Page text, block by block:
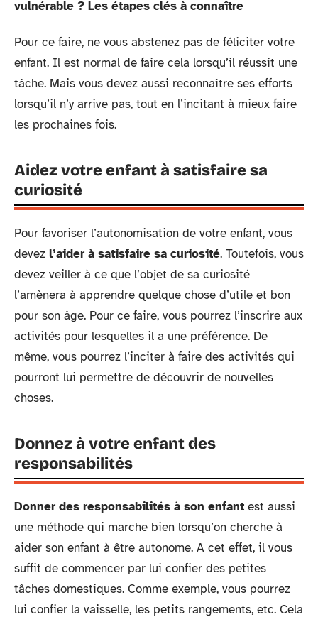
vulnérable ? Les étapes clés à connaître
Pour ce faire, ne vous abstenez pas de féliciter votre
enfant. Il est normal de faire cela lorsqu’il réussit une
tâche. Mais vous devez aussi reconnaître ses efforts
lorsqu’il n’y arrive pas, tout en l’incitant à mieux faire
les prochaines fois.
Aidez votre enfant à satisfaire sa
curiosité
Pour favoriser l’autonomisation de votre enfant, vous
devez l’aider à satisfaire sa curiosité. Toutefois, vous
devez veiller à ce que l’objet de sa curiosité
l’amènera à apprendre quelque chose d’utile et bon
pour son âge. Pour ce faire, vous pourrez l’inscrire aux
activités pour lesquelles il a une préférence. De
même, vous pourrez l’inciter à faire des activités qui
pourront lui permettre de découvrir de nouvelles
choses.
Donnez à votre enfant des
responsabilités
Donner des responsabilités à son enfant est aussi
une méthode qui marche bien lorsqu’on cherche à
aider son enfant à être autonome. A cet effet, il vous
suffit de commencer par lui confier des petites
tâches domestiques. Comme exemple, vous pourrez
lui confier la vaisselle, les petits rangements, etc. Cela